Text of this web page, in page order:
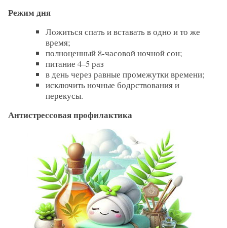
Режим дня
Ложиться спать и вставать в одно и то же
время;
полноценный 8-часовой ночной сон;
питание 4–5 раз
в день через равные промежутки времени;
исключить ночные бодрствования и
перекусы.
Антистрессовая профилактика